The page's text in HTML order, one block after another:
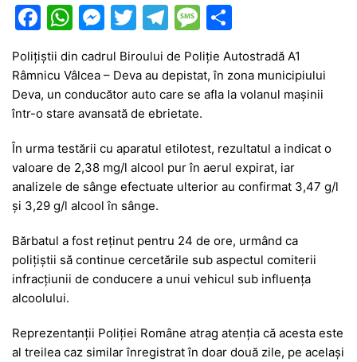
F
a
c
e
b
o
o
k
W
at
s
A
p
p
M
s
s
e
n
g
er
T
itt
er
T
e
gr
a
m
M
e
s
s
a
g
e
ta
je
z
ă
Polițiștii din cadrul Biroului de Poliție Autostradă A1
Râmnicu Vâlcea – Deva au depistat, în zona municipiului
Deva, un conducător auto care se afla la volanul mașinii
într-o stare avansată de ebrietate.
În urma testării cu aparatul etilotest, rezultatul a indicat o
valoare de 2,38 mg/l alcool pur în aerul expirat, iar
analizele de sânge efectuate ulterior au confirmat 3,47 g/l
și 3,29 g/l alcool în sânge.
Bărbatul a fost reținut pentru 24 de ore, urmând ca
polițiștii să continue cercetările sub aspectul comiterii
infracțiunii de conducere a unui vehicul sub influența
alcoolului.
Reprezentanții Poliției Române atrag atenția că acesta este
al treilea caz similar înregistrat în doar două zile, pe același